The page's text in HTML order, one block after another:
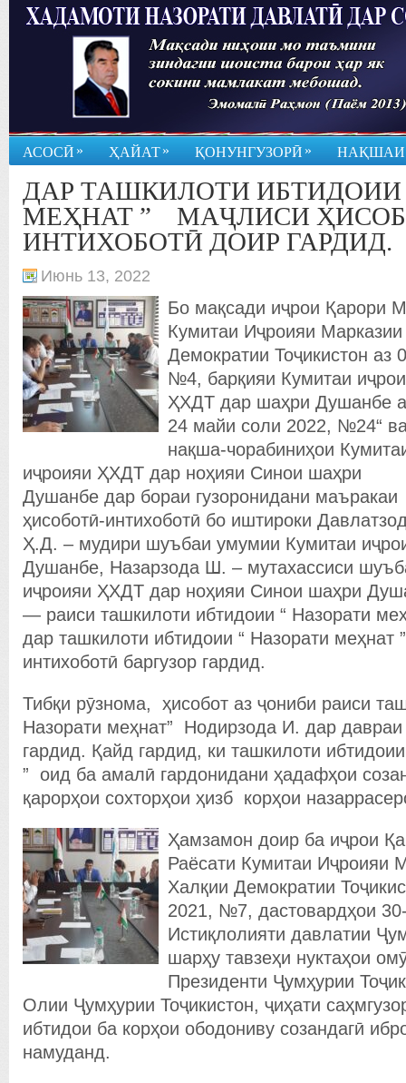
АСОСӢ » ҲАЙАТ» ҚОНУНГУЗОРӢ »
ДАР ТАШКИЛОТИ ИБТИДОИИ
МЕҲНАТ ” МАҶЛИСИ
ИНТИХОБОТӢ ДОИР ГАРДИД.
Июнь 13, 2022
Бо мақсади иҷрои Қарори
Кумитаи Иҷроияи
Демократии Тоҷикистон аз
№4, барқияи Кумитаи
ҲХДТ дар шаҳри Душанбе
24 майи соли 2022, №24“
нақша-чорабиниҳои
иҷроияи ҲХДТ дар ноҳияи Синои шаҳри
Душанбе дар бораи гузоронидани маъракаи
ҳисоботӣ-интихоботӣ бо иштироки
Ҳ.Д. – мудири шуъбаи умумии Кумитаи
Душанбе, Назарзода Ш. – мутахассиси
иҷроияи ҲХДТ дар ноҳияи Синои шаҳри
— раиси ташкилоти ибтидоии “ Назорати
дар ташкилоти ибтидоии “ Назорати меҳнат
интихоботӣ баргузор гардид.
Тибқи рӯзнома, ҳисобот аз ҷониби раиси
Назорати меҳнат” Нодирзода И. дар давраи
гардид. Қайд гардид, ки ташкилоти
” оид ба амалӣ гардонидани ҳадафҳои
қарорҳои сохторҳои ҳизб корҳои
Ҳамзамон доир ба иҷрои
Раёсати Кумитаи Иҷроияи
Халқии Демократии
2021, №7, дастовардҳои
Истиқлолияти давлатии
шарҳу тавзеҳи нуктаҳои
Президенти Ҷумҳурии
Олии Ҷумҳурии Тоҷикистон, ҷиҳати
ибтидои ба корҳои ободониву созандагӣ
намуданд.